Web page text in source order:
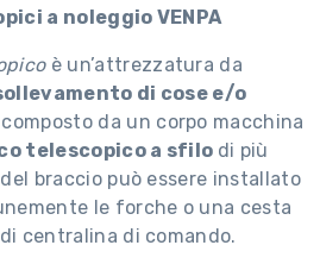
a noleggio VENPA
è un’attrezzatura da
di cose e/o
composto da un corpo macchina
telescopico a sfilo di più
braccio può essere installato
le forche o una cesta
centralina di comando.